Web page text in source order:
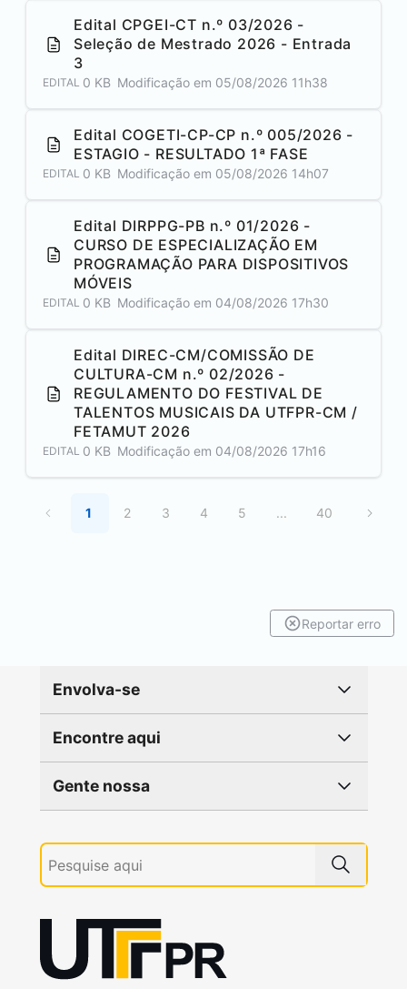
Edital CPGEI-CT n.º 03/2026 -
Seleção de Mestrado 2026 - Entrada
3
EDITAL 0 KB Modificação em 05/08/2026 11h38
Edital COGETI-CP-CP n.º 005/2026 -
ESTAGIO - RESULTADO 1ª FASE
EDITAL 0 KB Modificação em 05/08/2026 14h07
Edital DIRPPG-PB n.º 01/2026 -
CURSO DE ESPECIALIZAÇÃO EM
PROGRAMAÇÃO PARA DISPOSITIVOS
MÓVEIS
EDITAL 0 KB Modificação em 04/08/2026 17h30
Edital DIREC-CM/COMISSÃO DE
CULTURA-CM n.º 02/2026 -
REGULAMENTO DO FESTIVAL DE
TALENTOS MUSICAIS DA UTFPR-CM /
FETAMUT 2026
EDITAL 0 KB Modificação em 04/08/2026 17h16
1 2 3 4 5 ... 40
Reportar erro
Envolva-se
Encontre aqui
Gente nossa